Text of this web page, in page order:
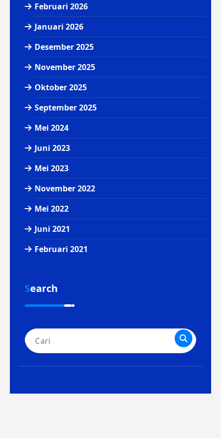
Februari 2026
Januari 2026
Desember 2025
November 2025
Oktober 2025
September 2025
Mei 2024
Juni 2023
Mei 2023
November 2022
Mei 2022
Juni 2021
Februari 2021
Search
Pencarian
untuk: